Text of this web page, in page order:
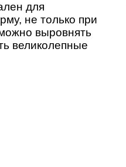
для
не только при
выровнять
великолепные